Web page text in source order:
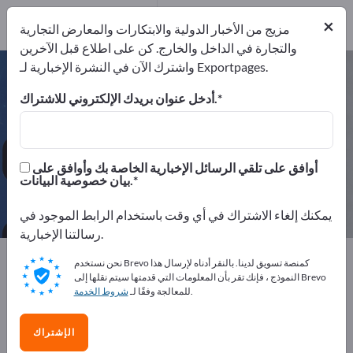
تجهيزات البنوك – اعثر على الشركات
المصنعة والموردين
موزعون
من المصنعين8
موزعون 1
Exportpages
معدات الشركة/الأثاث المؤسسي
تجهيزات البنوك
الاحتياجات – العروض – السلع المستعملة – جهات الاتصال
×
مزيج من الأخبار الدولية والابتكارات والمعارض التجارية
والتجارة في الداخل والخارج. كن على اطلاع قبل الآخرين
واشترك الآن في النشرة الإخبارية لـ Exportpages.
أدخل عنوان بريدك الإلكتروني للاشتراك.
بيان خصوصية البيانات.
يمكنك إلغاء الاشتراك في أي وقت باستخدام الرابط الموجود في
رسالتنا الإخبارية.
نحن نستخدم Brevo كمنصة تسويق لدينا. بالنقر أدناه لإرسال هذا
النموذج ، فإنك تقر بأن المعلومات التي قدمتها سيتم نقلها إلى Brevo
للمعالجة وفقًا لـشروط الخدمة .
الإشتراك